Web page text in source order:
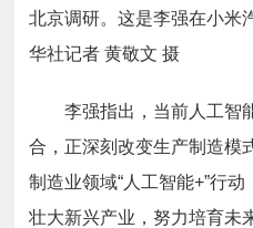
北京调研。这是李强在小米
华社记者 黄敬文 摄
李强指出，当前人工智
合，正深刻改变生产制造模
制造业领域“人工智能+”行
壮大新兴产业，努力培育未